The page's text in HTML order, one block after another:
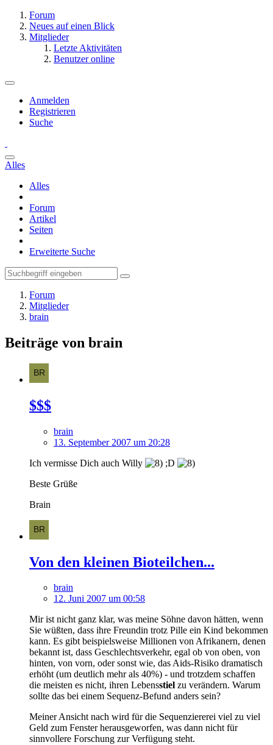
Forum
Neues auf einen Blick
Mitglieder
Letzte Aktivitäten
Benutzer online
Anmelden
Registrieren
Suche
Alles
Alles
Forum
Artikel
Seiten
Erweiterte Suche
Forum
Mitglieder
brain
Beiträge von brain
$$$
brain
13. September 2007 um 20:28
Ich vermisse Dich auch Willy
;D
Beste Grüße
Brain
Von den kleinen Bioteilchen...
brain
12. Juni 2007 um 00:58
Mir ist nicht ganz klar, was meine Söhne davon hätten, wenn
Sie wüßten, dass ihre Freundin trotz Pille ein Kind bekommen
kann. Es gibt beispielsweise Millionen von Afrikanern, denen
bekannt ist, dass Geschlechtsverkehr, egal ob von oben, von
hinten, von vorn, oder sonst wie, das Aids-Risiko dramatisch
erhöht (um deutlich mehr als 40%) - und trotzdem schaffen
die meisten es nicht, ihren Lebensstiel zu verändern. Warum
sollte das bei einem Sequenz-Befund anders sein?
Meiner Ansicht nach wird für die Sequenziererei viel zu viel
Geld zum Fenster herausgeworfen, was dann nicht für
sinnvollere Forschung zur Verfügung steht.